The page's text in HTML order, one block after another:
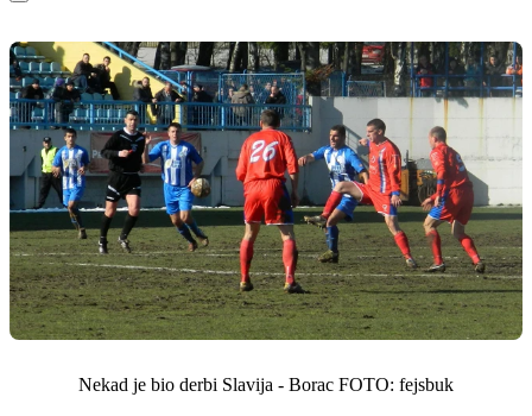
Nekad je bio derbi Slavija - Borac FOTO: fejsbuk